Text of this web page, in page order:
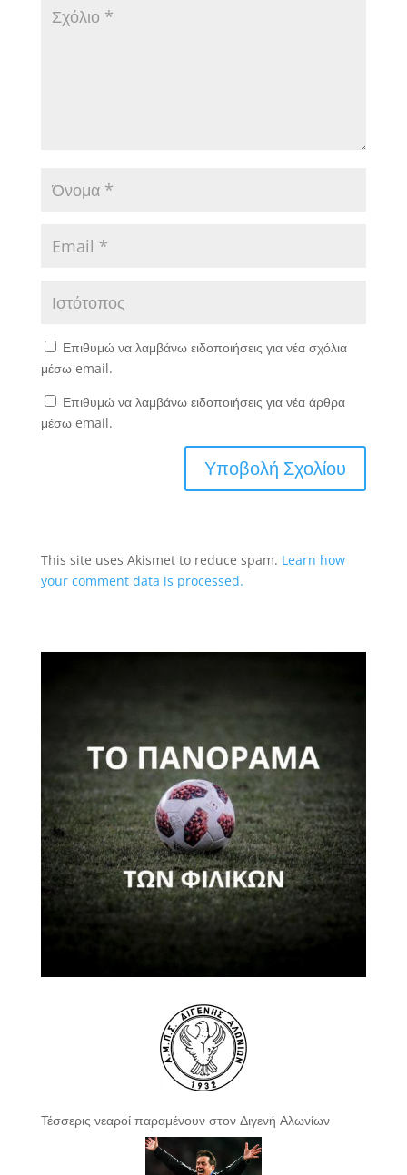
Επιθυμώ να λαμβάνω ειδοποιήσεις για νέα σχόλια
μέσω email.
Επιθυμώ να λαμβάνω ειδοποιήσεις για νέα άρθρα
μέσω email.
This site uses Akismet to reduce spam. Learn how
your comment data is processed.
Τέσσερις νεαροί παραμένουν στον Διγενή Αλωνίων